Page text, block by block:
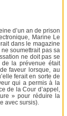
d’un an de prison
Marine Le
dans le magazine
ne soumettrait pas sa
ne doit pas se
de la prévenue était
faveur lorsque, au
ferait en sorte de
qui a permis à la
de la Cour d’appel,
» pour réduire la
avec sursis).